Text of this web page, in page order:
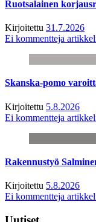
Ruotsalainen
Kirjoitettu 31.7.2026
Ei kommentteja
Skanska-pomo
Kirjoitettu 5.8.2026
Ei kommentteja
Rakennustyö
Kirjoitettu 5.8.2026
Ei kommentteja